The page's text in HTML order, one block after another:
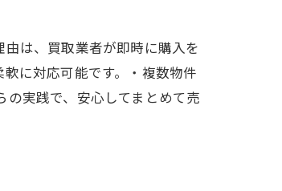
は、買取業者が即時に購入を
に対応可能です。・複数物件
実践で、安心してまとめて売